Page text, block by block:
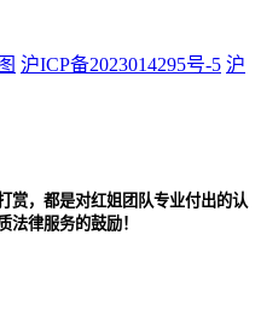
沪ICP备2023014295号-5 沪
赏，都是对红姐团队专业付出的认
法律服务的鼓励！